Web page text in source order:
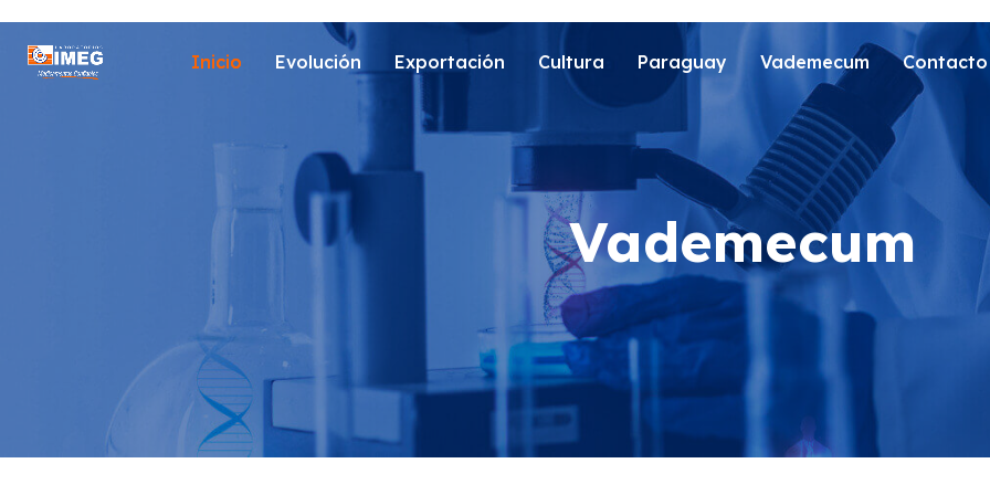
Inicio Evolución Exportación Cultura Paraguay Vademecum Contacto
Vademecum